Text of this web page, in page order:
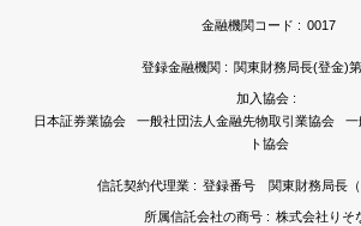
金融機関コード : 0017
登録金融機関 : 関東財務局長(登金)
加入協会 :
日本証券業協会 一般社団法人金融先物取引業協会 一
ト協会
信託契約代理業 : 登録番号 関東財務局長（
所属信託会社の商号 : 株式会社りそ